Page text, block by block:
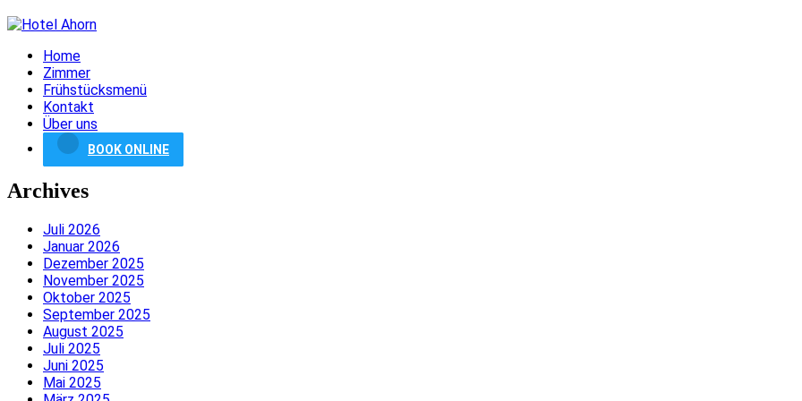
Home
Zimmer
Frühstücksmenü
Kontakt
Über uns
BOOK ONLINE
Archives
Juli 2026
Januar 2026
Dezember 2025
November 2025
Oktober 2025
September 2025
August 2025
Juli 2025
Juni 2025
Mai 2025